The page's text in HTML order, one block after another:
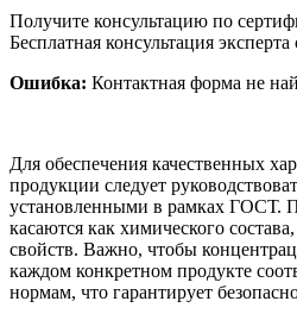
Получите консультацию по
Бесплатная консультация
Ошибка: Контактная форма не
Для обеспечения качественных
продукции следует
установленными в рамках ГОСТ.
касаются как химического
свойств. Важно, чтобы
каждом конкретном продукте
нормам, что гарантирует